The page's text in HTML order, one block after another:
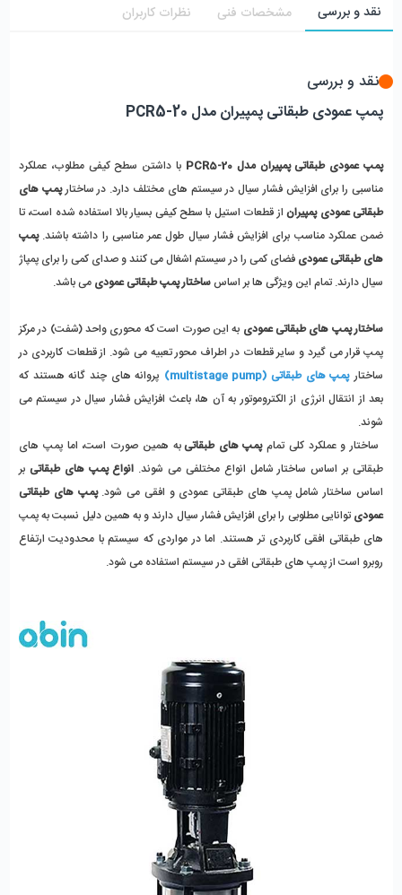
نقد و بررسی مشخصات فنی نظرات کاربران
نقد و بررسی
پمپ عمودی طبقاتی پمپیران مدل PCR5-20
پمپ عمودی طبقاتی پمپیران مدل PCR5-20
مناسبی را برای افزایش فشار سیال در سیستم های مختلف دارد. در ساختار
طبقاتی عمودی پمپیران
ضمن عملکرد مناسب برای افزایش فشار سیال طول عمر مناسبی را داشته باشند.
های طبقاتی عمودی
سیال دارند. تمام این ویژگی ها بر اساس ساختارپمپ طبقاتی عمودی می باشد.
ساختار پمپ های طبقاتی عمودی
ساختار پمپ های طبقاتی (multistage pump)
شوند.
ساختار و عملکرد کلی تمام پمپ های طبقاتی
طبقاتی بر اساس ساختار شامل انواع مختلفی می شوند. انواع پمپ های طبقاتی
اساس ساختار شامل پمپ های طبقاتی عمودی و افقی می شود.
عمودی
روبرو است از پمپ های طبقاتی افقی در سیستم استفاده می شود.